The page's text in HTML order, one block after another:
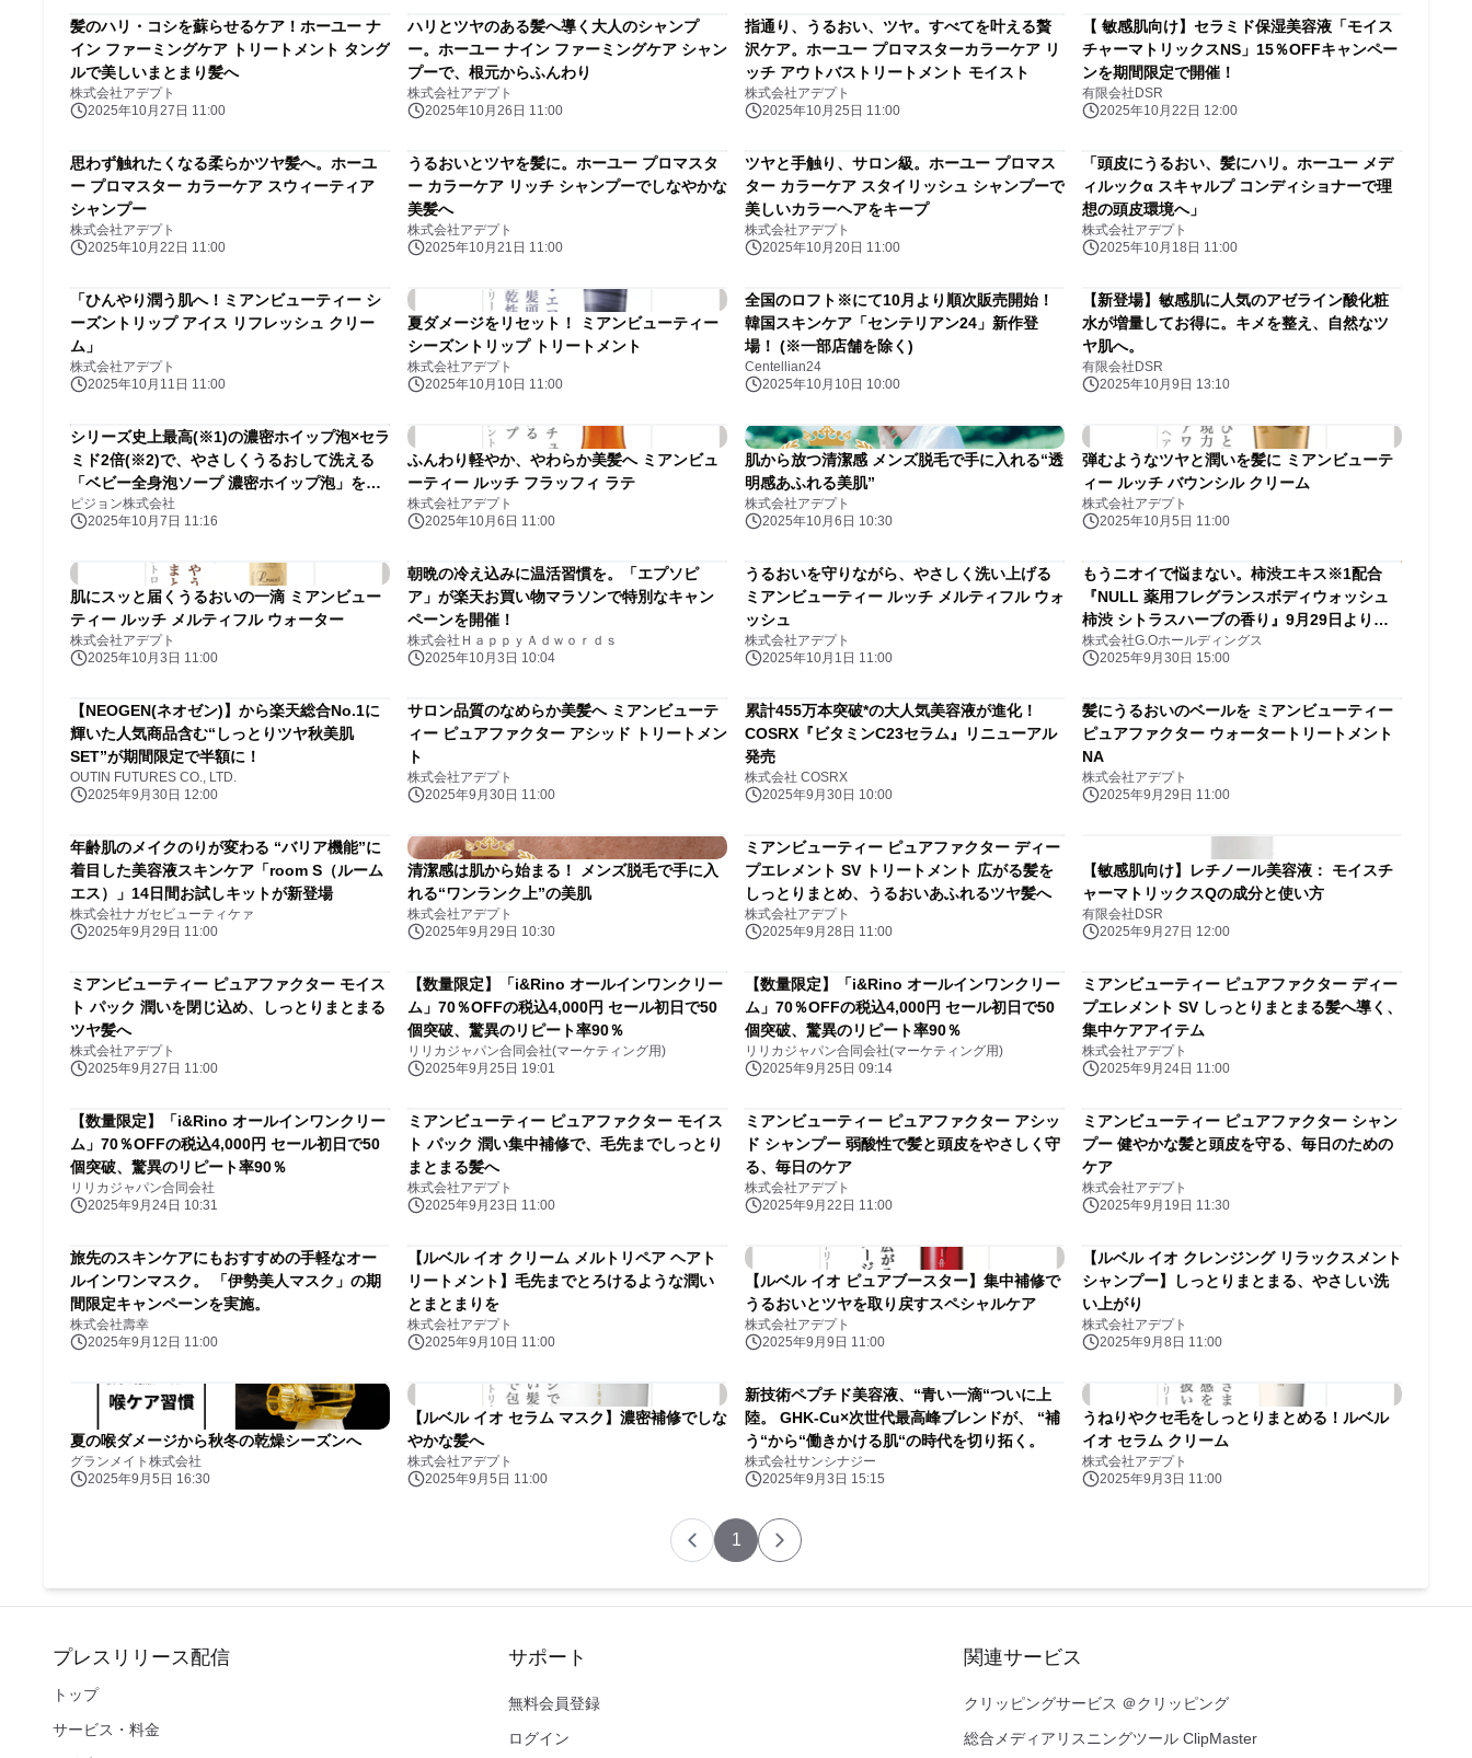
髪のハリ・コシを蘇らせるケア！ホーユー ナ
イン ファーミングケア トリートメント タング
ルで美しいまとまり髪へ
株式会社アデプト
2025年10月27日 11:00
ハリとツヤのある髪へ導く大人のシャンプ
ー。ホーユー ナイン ファーミングケア シャン
プーで、根元からふんわり
株式会社アデプト
2025年10月26日 11:00
指通り、うるおい、ツヤ。すべてを叶える贅
沢ケア。ホーユー プロマスターカラーケア リ
ッチ アウトバストリートメント モイスト
株式会社アデプト
2025年10月25日 11:00
【 敏感肌向け】セラミド保湿美容液「モイス
チャーマトリックスNS」15％OFFキャンペー
ンを期間限定で開催！
有限会社DSR
2025年10月22日 12:00
思わず触れたくなる柔らかツヤ髪へ。ホーユ
ー プロマスター カラーケア スウィーティア
シャンプー
株式会社アデプト
2025年10月22日 11:00
うるおいとツヤを髪に。ホーユー プロマスタ
ー カラーケア リッチ シャンプーでしなやかな
美髪へ
株式会社アデプト
2025年10月21日 11:00
ツヤと手触り、サロン級。ホーユー プロマス
ター カラーケア スタイリッシュ シャンプーで
美しいカラーヘアをキープ
株式会社アデプト
2025年10月20日 11:00
「頭皮にうるおい、髪にハリ。ホーユー メデ
ィルックα スキャルプ コンディショナーで理
想の頭皮環境へ」
株式会社アデプト
2025年10月18日 11:00
「ひんやり潤う肌へ！ミアンビューティー シ
ーズントリップ アイス リフレッシュ クリー
ム」
株式会社アデプト
2025年10月11日 11:00
夏ダメージをリセット！ ミアンビューティー
シーズントリップ トリートメント
株式会社アデプト
2025年10月10日 11:00
全国のロフト※にて10月より順次販売開始！
韓国スキンケア「センテリアン24」新作登
場！ (※一部店舗を除く)
Centellian24
2025年10月10日 10:00
【新登場】敏感肌に人気のアゼライン酸化粧
水が増量してお得に。キメを整え、自然なツ
ヤ肌へ。
有限会社DSR
2025年10月9日 13:10
シリーズ史上最高(※1)の濃密ホイップ泡×セラ
ミド2倍(※2)で、やさしくうるおして洗える
「ベビー全身泡ソープ 濃密ホイップ泡」を新
発売
ピジョン株式会社
2025年10月7日 11:16
ふんわり軽やか、やわらか美髪へ ミアンビュ
ーティー ルッチ フラッフィ ラテ
株式会社アデプト
2025年10月6日 11:00
肌から放つ清潔感 メンズ脱毛で手に入れる“透
明感あふれる美肌”
株式会社アデプト
2025年10月6日 10:30
弾むようなツヤと潤いを髪に ミアンビューテ
ィー ルッチ バウンシル クリーム
株式会社アデプト
2025年10月5日 11:00
肌にスッと届くうるおいの一滴 ミアンビュー
ティー ルッチ メルティフル ウォーター
株式会社アデプト
2025年10月3日 11:00
朝晩の冷え込みに温活習慣を。「エプソピ
ア」が楽天お買い物マラソンで特別なキャン
ペーンを開催！
株式会社ＨａｐｐｙＡｄｗｏｒｄｓ
2025年10月3日 10:04
うるおいを守りながら、やさしく洗い上げる
ミアンビューティー ルッチ メルティフル ウォ
ッシュ
株式会社アデプト
2025年10月1日 11:00
もうニオイで悩まない。柿渋エキス※1配合
『NULL 薬用フレグランスボディウォッシュ
柿渋 シトラスハーブの香り』9月29日より発
売開始
株式会社G.Oホールディングス
2025年9月30日 15:00
【NEOGEN(ネオゼン)】から楽天総合No.1に
輝いた人気商品含む“しっとりツヤ秋美肌
SET”が期間限定で半額に！
OUTIN FUTURES CO., LTD.
2025年9月30日 12:00
サロン品質のなめらか美髪へ ミアンビューテ
ィー ピュアファクター アシッド トリートメン
ト
株式会社アデプト
2025年9月30日 11:00
累計455万本突破*の大人気美容液が進化！
COSRX『ビタミンC23セラム』リニューアル
発売
株式会社 COSRX
2025年9月30日 10:00
髪にうるおいのベールを ミアンビューティー
ピュアファクター ウォータートリートメント
NA
株式会社アデプト
2025年9月29日 11:00
年齢肌のメイクのりが変わる “バリア機能”に
着目した美容液スキンケア「room S（ルーム
エス）」14日間お試しキットが新登場
株式会社ナガセビューティケァ
2025年9月29日 11:00
清潔感は肌から始まる！ メンズ脱毛で手に入
れる“ワンランク上”の美肌
株式会社アデプト
2025年9月29日 10:30
ミアンビューティー ピュアファクター ディー
プエレメント SV トリートメント 広がる髪を
しっとりまとめ、うるおいあふれるツヤ髪へ
株式会社アデプト
2025年9月28日 11:00
【敏感肌向け】レチノール美容液： モイスチ
ャーマトリックスQの成分と使い方
有限会社DSR
2025年9月27日 12:00
ミアンビューティー ピュアファクター モイス
ト パック 潤いを閉じ込め、しっとりまとまる
ツヤ髪へ
株式会社アデプト
2025年9月27日 11:00
【数量限定】「i&Rino オールインワンクリー
ム」70％OFFの税込4,000円 セール初日で50
個突破、驚異のリピート率90％
リリカジャパン合同会社(マーケティング用)
2025年9月25日 19:01
【数量限定】「i&Rino オールインワンクリー
ム」70％OFFの税込4,000円 セール初日で50
個突破、驚異のリピート率90％
リリカジャパン合同会社(マーケティング用)
2025年9月25日 09:14
ミアンビューティー ピュアファクター ディー
プエレメント SV しっとりまとまる髪へ導く、
集中ケアアイテム
株式会社アデプト
2025年9月24日 11:00
【数量限定】「i&Rino オールインワンクリー
ム」70％OFFの税込4,000円 セール初日で50
個突破、驚異のリピート率90％
リリカジャパン合同会社
2025年9月24日 10:31
ミアンビューティー ピュアファクター モイス
ト パック 潤い集中補修で、毛先までしっとり
まとまる髪へ
株式会社アデプト
2025年9月23日 11:00
ミアンビューティー ピュアファクター アシッ
ド シャンプー 弱酸性で髪と頭皮をやさしく守
る、毎日のケア
株式会社アデプト
2025年9月22日 11:00
ミアンビューティー ピュアファクター シャン
プー 健やかな髪と頭皮を守る、毎日のための
ケア
株式会社アデプト
2025年9月19日 11:30
旅先のスキンケアにもおすすめの手軽なオー
ルインワンマスク。 「伊勢美人マスク」の期
間限定キャンペーンを実施。
株式会社壽幸
2025年9月12日 11:00
【ルベル イオ クリーム メルトリペア ヘアト
リートメント】毛先までとろけるような潤い
とまとまりを
株式会社アデプト
2025年9月10日 11:00
【ルベル イオ ピュアブースター】集中補修で
うるおいとツヤを取り戻すスペシャルケア
株式会社アデプト
2025年9月9日 11:00
【ルベル イオ クレンジング リラックスメント
シャンプー】しっとりまとまる、やさしい洗
い上がり
株式会社アデプト
2025年9月8日 11:00
夏の喉ダメージから秋冬の乾燥シーズンへ
グランメイト株式会社
2025年9月5日 16:30
【ルベル イオ セラム マスク】濃密補修でしな
やかな髪へ
株式会社アデプト
2025年9月5日 11:00
新技術ペプチド美容液、“青い一滴“ついに上
陸。 GHK-Cu×次世代最高峰ブレンドが、 “補
う“から“働きかける肌“の時代を切り拓く。
株式会社サンシナジー
2025年9月3日 15:15
うねりやクセ毛をしっとりまとめる！ルベル
イオ セラム クリーム
株式会社アデプト
2025年9月3日 11:00
1
プレスリリース配信
トップ
サービス・料金
サポート
無料会員登録
ログイン
関連サービス
クリッピングサービス ＠クリッピング
総合メディアリスニングツール ClipMaster